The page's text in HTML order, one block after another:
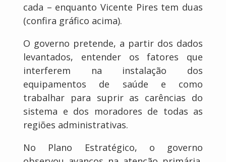
cada – enquanto Vicente Pires tem duas
(confira gráfico acima).
O governo pretende, a partir dos dados
levantados, entender os fatores que
interferem na instalação dos
equipamentos de saúde e como
trabalhar para suprir as carências do
sistema e dos moradores de todas as
regiões administrativas.
No Plano Estratégico, o governo